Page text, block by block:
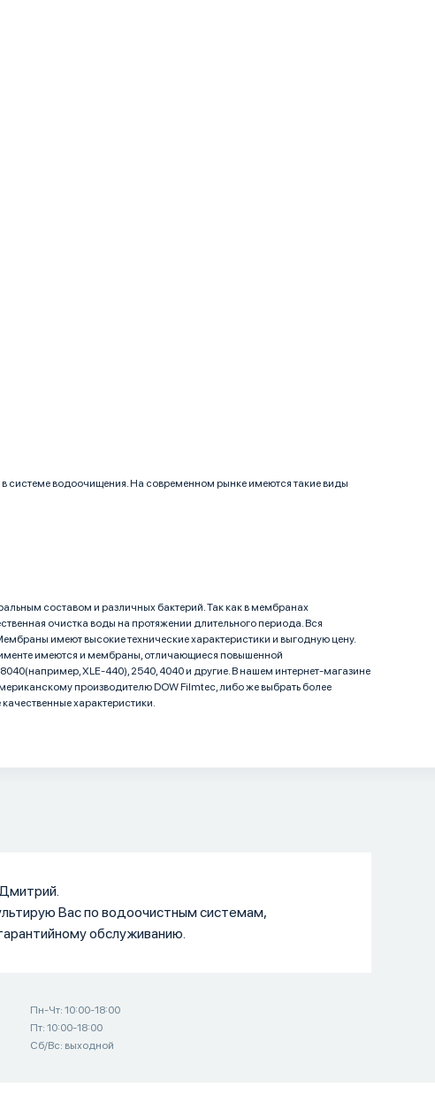
водоочищения. На современном рынке имеются такие виды
составом и различных бактерий. Так как в мембранах
очистка воды на протяжении длительного периода. Вся
имеют высокие технические характеристики и выгодную цену.
имеются и мембраны, отличающиеся повышенной
XLE-440), 2540, 4040 и другие. В нашем интернет-магазине
производителю DOW Filmtec, либо же выбрать более
характеристики.
Вас по водоочистным системам,
обслуживанию.
Пн-Чт: 10:00-18:00
Пт: 10:00-18:00
Сб/Вс: выходной